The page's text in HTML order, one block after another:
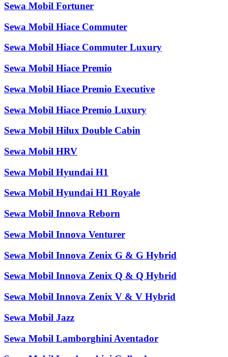
Sewa Mobil Fortuner
Sewa Mobil Hiace Commuter
Sewa Mobil Hiace Commuter Luxury
Sewa Mobil Hiace Premio
Sewa Mobil Hiace Premio Executive
Sewa Mobil Hiace Premio Luxury
Sewa Mobil Hilux Double Cabin
Sewa Mobil HRV
Sewa Mobil Hyundai H1
Sewa Mobil Hyundai H1 Royale
Sewa Mobil Innova Reborn
Sewa Mobil Innova Venturer
Sewa Mobil Innova Zenix G & G Hybrid
Sewa Mobil Innova Zenix Q & Q Hybrid
Sewa Mobil Innova Zenix V & V Hybrid
Sewa Mobil Jazz
Sewa Mobil Lamborghini Aventador